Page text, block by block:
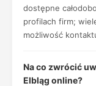
dostępne
profilach firm;
możliwość
Na co zwrócić
Elbląg online?